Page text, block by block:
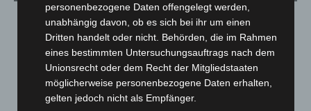
August 2026(10)
Juli 2026(73)
Juni 2026
Mai 2026(99)
April 2026(99)
personenbezogene Daten offengelegt werden,
unabhängig davon, ob es sich bei ihr um einen
Dritten handelt oder nicht. Behörden, die im Rahmen
eines bestimmten Untersuchungsauftrags nach dem
Unionsrecht oder dem Recht der Mitgliedstaaten
möglicherweise personenbezogene Daten erhalten,
gelten jedoch nicht als Empfänger.